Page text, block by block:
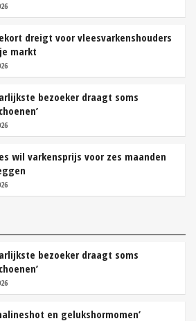
dreigt voor vleesvarkenshouders
markt
bezoeker draagt soms
wil varkensprijs voor zes maanden
bezoeker draagt soms
en gelukshormomen’